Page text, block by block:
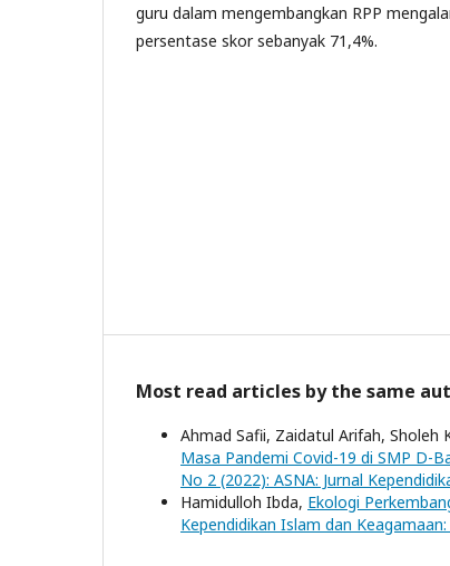
guru dalam mengembangkan RPP
persentase skor sebanyak 71,4%.
Most read articles by the same
Ahmad Safii, Zaidatul Arifah, Sholeh
Masa Pandemi Covid-19 di SMP D-
No 2 (2022): ASNA: Jurnal
Hamidulloh Ibda, Ekologi
Kependidikan Islam dan